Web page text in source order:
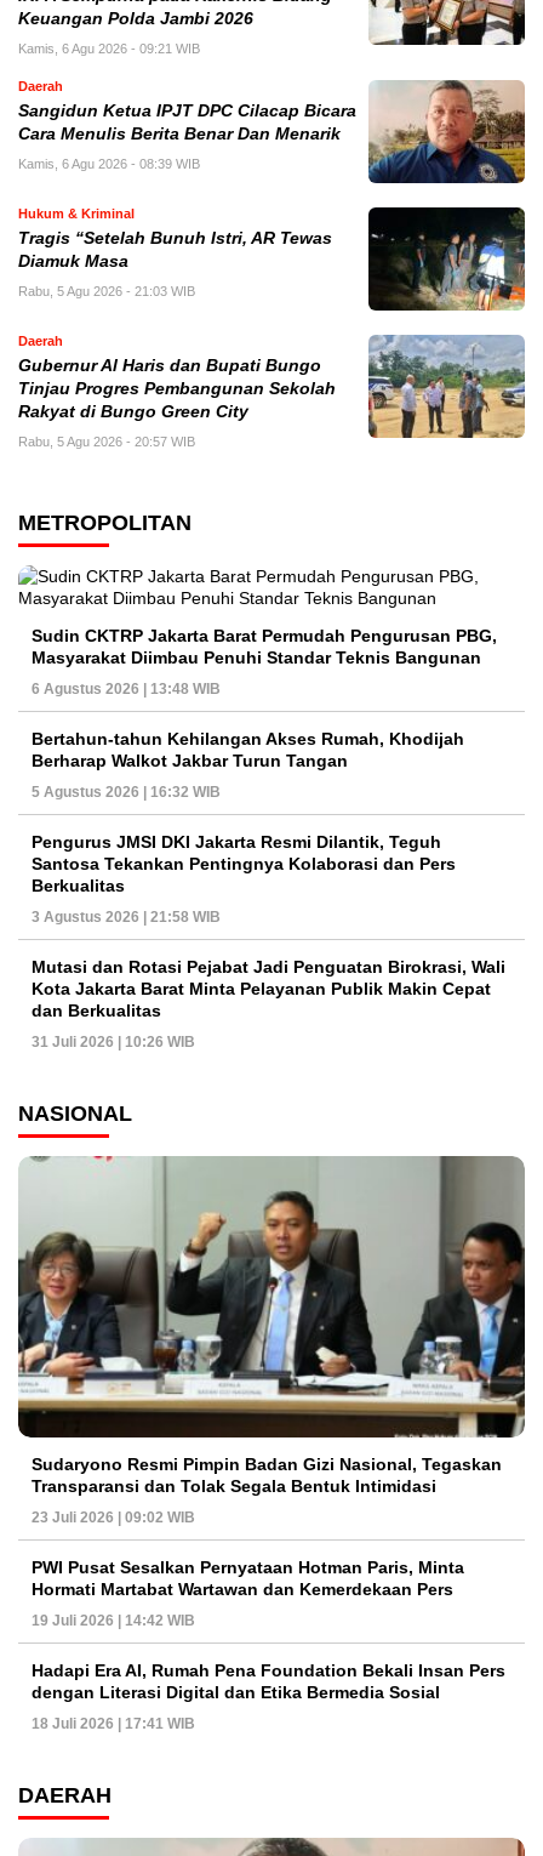
Keuangan Polda Jambi 2026
Kamis, 6 Agu 2026 - 09:21 WIB
Daerah
Sangidun Ketua IPJT DPC Cilacap Bicara
Cara Menulis Berita Benar Dan Menarik
Kamis, 6 Agu 2026 - 08:39 WIB
Hukum & Kriminal
Tragis “Setelah Bunuh Istri, AR Tewas
Diamuk Masa
Rabu, 5 Agu 2026 - 21:03 WIB
Daerah
​Gubernur Al Haris dan Bupati Bungo
Tinjau Progres Pembangunan Sekolah
Rakyat di Bungo Green City
Rabu, 5 Agu 2026 - 20:57 WIB
METROPOLITAN
Sudin CKTRP Jakarta Barat Permudah Pengurusan PBG,
Masyarakat Diimbau Penuhi Standar Teknis Bangunan
6 Agustus 2026 | 13:48 WIB
Bertahun-tahun Kehilangan Akses Rumah, Khodijah
Berharap Walkot Jakbar Turun Tangan
5 Agustus 2026 | 16:32 WIB
Pengurus JMSI DKI Jakarta Resmi Dilantik, Teguh
Santosa Tekankan Pentingnya Kolaborasi dan Pers
Berkualitas
3 Agustus 2026 | 21:58 WIB
Mutasi dan Rotasi Pejabat Jadi Penguatan Birokrasi, Wali
Kota Jakarta Barat Minta Pelayanan Publik Makin Cepat
dan Berkualitas
31 Juli 2026 | 10:26 WIB
NASIONAL
Sudaryono Resmi Pimpin Badan Gizi Nasional, Tegaskan
Transparansi dan Tolak Segala Bentuk Intimidasi
23 Juli 2026 | 09:02 WIB
PWI Pusat Sesalkan Pernyataan Hotman Paris, Minta
Hormati Martabat Wartawan dan Kemerdekaan Pers
19 Juli 2026 | 14:42 WIB
Hadapi Era AI, Rumah Pena Foundation Bekali Insan Pers
dengan Literasi Digital dan Etika Bermedia Sosial
18 Juli 2026 | 17:41 WIB
DAERAH